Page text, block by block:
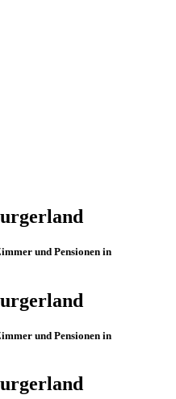
und Pensionen in
und Pensionen in